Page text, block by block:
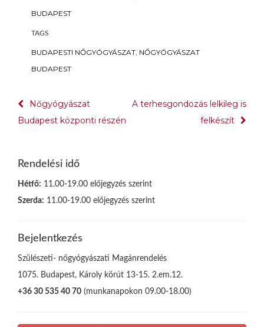
BUDAPEST
TAGS
BUDAPESTI NŐGYÓGYÁSZAT NŐGYÓGYÁSZAT
BUDAPEST
Bejegyzés
navigáció
Nőgyógyászat
Budapest központi részén
A terhesgondozás lelkileg is
felkészít
Rendelési idő
Hétfő: 11.00-19.00 előjegyzés szerint
Szerda: 11.00-19.00 előjegyzés szerint
Bejelentkezés
Szülészeti- nőgyógyászati Magánrendelés
1075. Budapest, Károly körút 13-15. 2.em.12.
+36 30 535 40 70 (munkanapokon 09.00-18.00)